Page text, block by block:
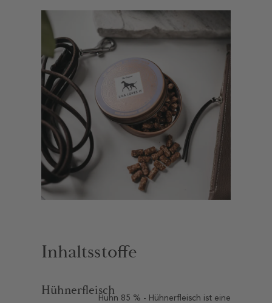
Inhaltsstoffe
HühnerfleischHuhn 85 % - Hühnerfleisch ist eine